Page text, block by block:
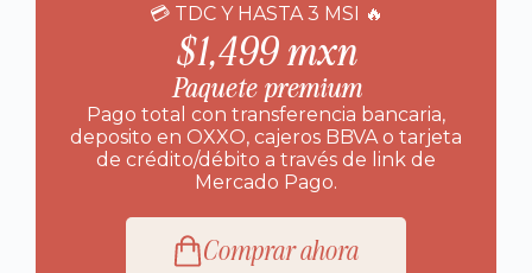
💳 TDC Y HASTA 3 MSI 🔥
$1,499 mxn
Paquete premium
Pago total con transferencia bancaria,
deposito en OXXO, cajeros BBVA o tarjeta
de crédito/débito a través de link de
Mercado Pago.
Comprar ahora